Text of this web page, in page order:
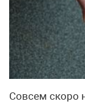
Совсем скоро